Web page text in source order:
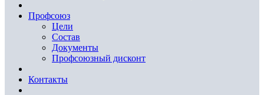
Профсоюз
Цели
Состав
Документы
Профсоюзный дисконт
Контакты